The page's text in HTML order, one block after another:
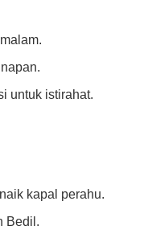
untuk istirahat.
kapal perahu.
Bedil.